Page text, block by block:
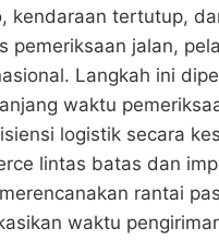
kendaraan tertutup,
pemeriksaan jalan,
Langkah ini
waktu
logistik secara
lintas batas dan
rantai
waktu